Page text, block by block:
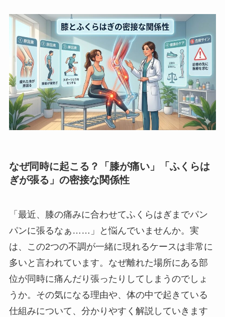
なぜ同時に起こる？「膝が痛い」「ふくらは
ぎが張る」の密接な関係性
「最近、膝の痛みに合わせてふくらはぎまでパン
パンに張るなぁ……」と悩んでいませんか。実
は、この2つの不調が一緒に現れるケースは非常に
多いと言われています。なぜ離れた場所にある部
位が同時に痛んだり張ったりしてしまうのでしょ
うか。その気になる理由や、体の中で起きている
仕組みについて、分かりやすく解説していきます